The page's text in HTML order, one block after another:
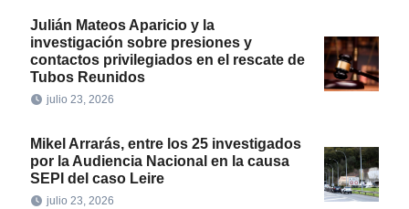
Julián Mateos Aparicio y la
investigación sobre presiones y
contactos privilegiados en el rescate de
Tubos Reunidos
julio 23, 2026
Mikel Arrarás, entre los 25 investigados
por la Audiencia Nacional en la causa
SEPI del caso Leire
julio 23, 2026